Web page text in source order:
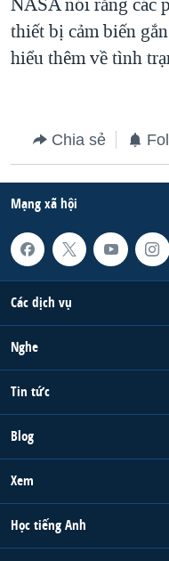
thiết bị cảm biến
hiểu thêm về tình
Chia sẻ
Mạng xã hội
Các dịch vụ
Nghe
Tin tức
Blog
Xem
Học tiếng Anh